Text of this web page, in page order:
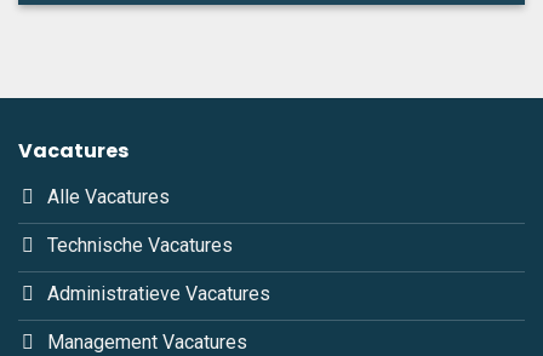
Vacatures
Alle Vacatures
Technische Vacatures
Administratieve Vacatures
Management Vacatures